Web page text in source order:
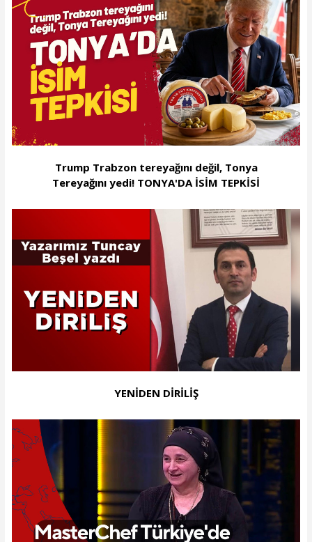
Trump Trabzon tereyağını değil, Tonya
Tereyağını yedi! TONYA'DA İSİM TEPKİSİ
YENİDEN DİRİLİŞ